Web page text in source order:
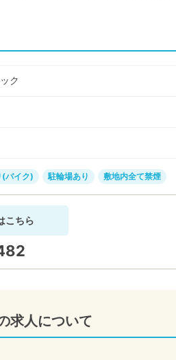
ク
(バイク) 駐輪場あり 敷地内全て禁煙
こちら
求人について